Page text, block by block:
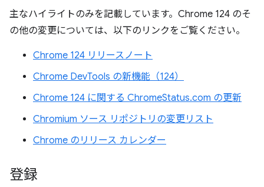
主なハイライトのみを記載しています。Chrome 124 のそ
の他の変更については、以下のリンクをご覧ください。
Chrome 124 リリースノート
Chrome DevTools の新機能（124）
Chrome 124 に関する ChromeStatus.com の更新
Chromium ソース リポジトリの変更リスト
Chrome のリリース カレンダー
登録